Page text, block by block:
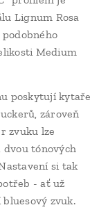
Lignum Rosa
Medium
poskytují kytaře
zároveň
zvuku lze
tónových
si tak
- ať už
zvuk.